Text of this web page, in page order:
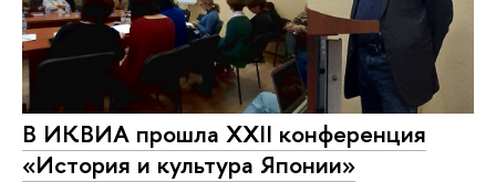
В ИКВИА прошла XXII конференция
«История и культура Японии»